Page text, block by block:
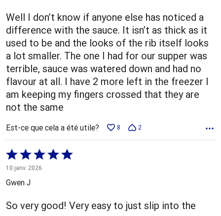
Well I don’t know if anyone else has noticed a
difference with the sauce. It isn’t as thick as it
used to be and the looks of the rib itself looks
a lot smaller. The one I had for our supper was
terrible, sauce was watered down and had no
flavour at all. I have 2 more left in the freezer I
am keeping my fingers crossed that they are
not the same
Est-ce que cela a été utile? 8 2
Coté
5 sur
5
10 janv. 2026
Gwen J
So very good! Very easy to just slip into the